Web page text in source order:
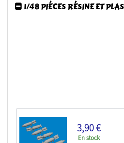
1/48 PIÉCES RÉSINE ET
3,90 €
En stock